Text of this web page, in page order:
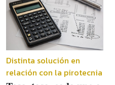
Distinta solución en
relación con la pirotecnia